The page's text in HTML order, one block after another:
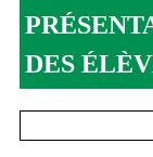
DES